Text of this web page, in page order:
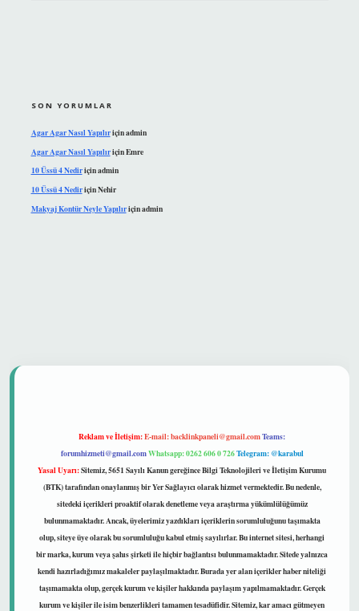
SON YORUMLAR
Agar Agar Nasıl Yapılıriçinadmin
Agar Agar Nasıl YapılıriçinEmre
10 Üssü 4 Nediriçinadmin
10 Üssü 4 NediriçinNehir
Makyaj Kontür Neyle Yapılıriçinadmin
Reklam ve İletişim:E-mail:backlinkpaneli@gmail.comTeams:
forumhizmeti@gmail.comWhatsapp: 0262 606 0 726Telegram: @karabul
Yasal Uyarı:Sitemiz, 5651 Sayılı Kanun gereğince Bilgi Teknolojileri ve İletişim Kurumu
(BTK) tarafından onaylanmış bir Yer Sağlayıcı olarak hizmet vermektedir. Bu nedenle,
sitedeki içerikleri proaktif olarak denetleme veya araştırma yükümlülüğümüz
bulunmamaktadır. Ancak, üyelerimiz yazdıkları içeriklerin sorumluluğunu taşımakta
olup, siteye üye olarak bu sorumluluğu kabul etmiş sayılırlar. Bu internet sitesi, herhangi
bir marka, kurum veya şahıs şirketi ile hiçbir bağlantısı bulunmamaktadır. Sitede yalnızca
kendi hazırladığımız makaleler paylaşılmaktadır. Burada yer alan içerikler haber niteliği
taşımamakta olup, gerçek kurum ve kişiler hakkında paylaşım yapılmamaktadır. Gerçek
kurum ve kişiler ile isim benzerlikleri tamamen tesadüfidir. Sitemiz, kar amacı gütmeyen